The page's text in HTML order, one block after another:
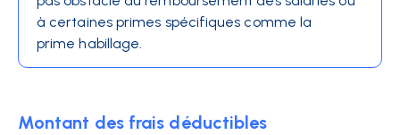
à certaines primes spécifiques comme la
prime habillage.
Montant des frais déductibles